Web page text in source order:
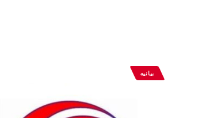
بیانیه